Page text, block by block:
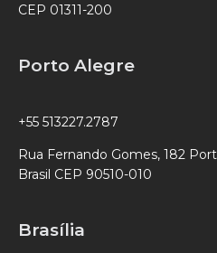
CEP 01311-200
Porto Alegre
+55 513227.2787
Rua Fernando Gomes, 182
Brasil CEP 90510-010
Brasília